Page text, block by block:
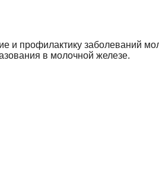
и профилактику заболеваний
в молочной железе.